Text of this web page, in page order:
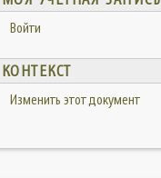
Войти
КОНТЕКСТ
Изменить этот документ